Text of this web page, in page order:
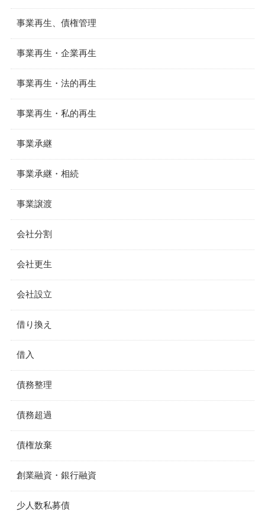
事業再生、債権管理
事業再生・企業再生
事業再生・法的再生
事業再生・私的再生
事業承継
事業承継・相続
事業譲渡
会社分割
会社更生
会社設立
借り換え
借入
債務整理
債務超過
債権放棄
創業融資・銀行融資
少人数私募債